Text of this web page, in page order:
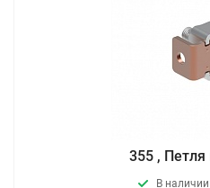
355 , Петля
В наличии